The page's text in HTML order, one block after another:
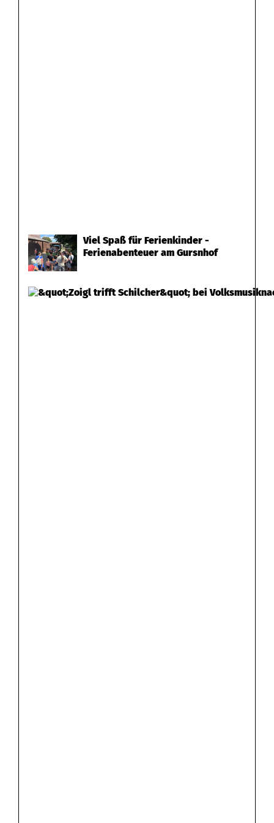
Viel Spaß für Ferienkinder -
Ferienabenteuer am Gursnhof